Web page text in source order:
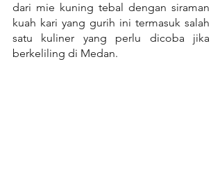
dari mie kuning tebal dengan siraman
kuah kari yang gurih ini termasuk salah
satu kuliner yang perlu dicoba jika
berkeliling di Medan.